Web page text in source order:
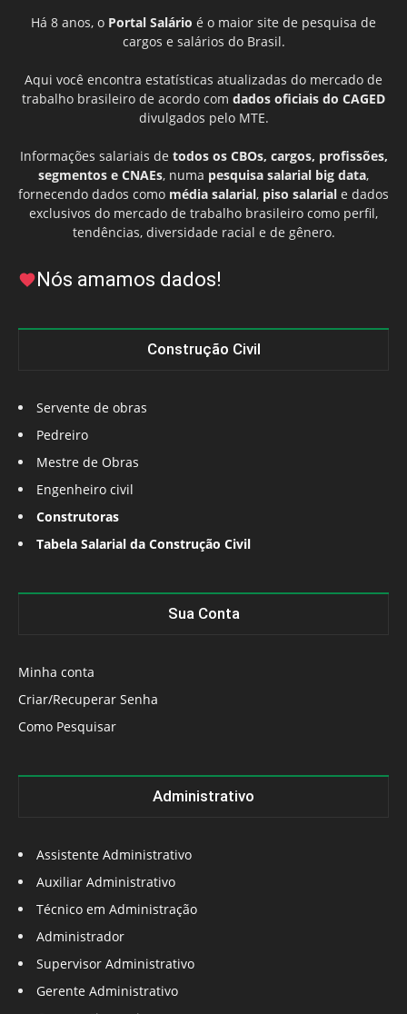
Há 8 anos, o Portal Salário é o maior site de pesquisa de
cargos e salários do Brasil.
Aqui você encontra estatísticas atualizadas do mercado de
trabalho brasileiro de acordo com dados oficiais do CAGED
divulgados pelo MTE.
Informações salariais de todos os CBOs, cargos, profissões,
segmentos e CNAEs, numa pesquisa salarial big data,
fornecendo dados como média salarial, piso salarial e dados
exclusivos do mercado de trabalho brasileiro como perfil,
tendências, diversidade racial e de gênero.
Nós amamos dados!
Construção Civil
Servente de obras
Pedreiro
Mestre de Obras
Engenheiro civil
Construtoras
Tabela Salarial da Construção Civil
Sua Conta
Minha conta
Criar/Recuperar Senha
Como Pesquisar
Administrativo
Assistente Administrativo
Auxiliar Administrativo
Técnico em Administração
Administrador
Supervisor Administrativo
Gerente Administrativo